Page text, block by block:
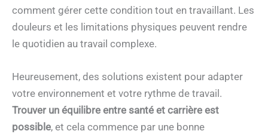
comment gérer cette condition tout en travaillant. Les
douleurs et les limitations physiques peuvent rendre
le quotidien au travail complexe.
Heureusement, des solutions existent pour adapter
votre environnement et votre rythme de travail.
Trouver un équilibre entre santé et carrière est
possible, et cela commence par une bonne